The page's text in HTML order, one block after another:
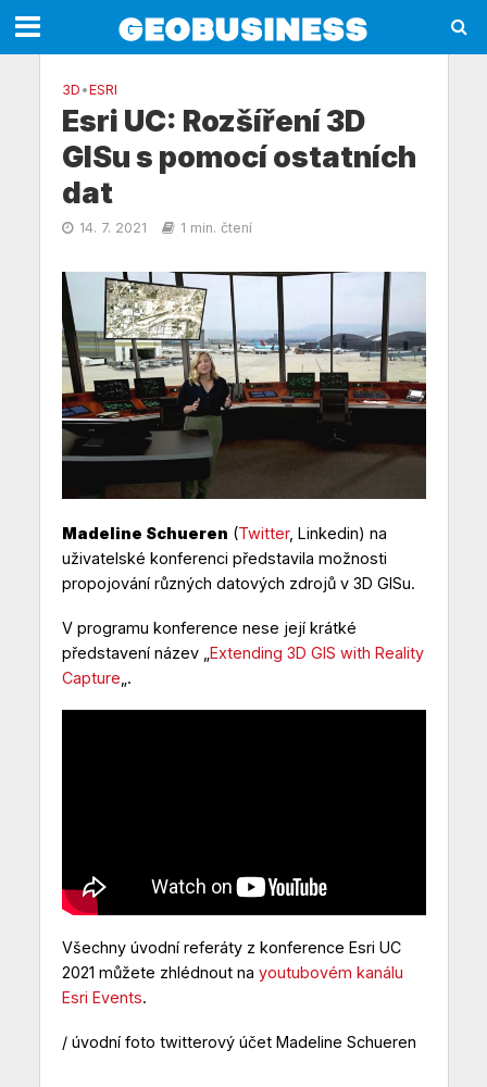
3D •ESRI
Esri UC: Rozšíření 3D
GISu s pomocí ostatních
dat
14. 7. 2021 1 min. čtení
Madeline Schueren (Twitter, Linkedin) na
uživatelské konferenci představila možnosti
propojování různých datových zdrojů v 3D GISu.
V programu konference nese její krátké
představení název „ Extending 3D GIS with Reality
Capture „.
Všechny úvodní referáty z konference Esri UC
2021 můžete zhlédnout na youtubovém kanálu
Esri Events.
/ úvodní foto twitterový účet Madeline Schueren